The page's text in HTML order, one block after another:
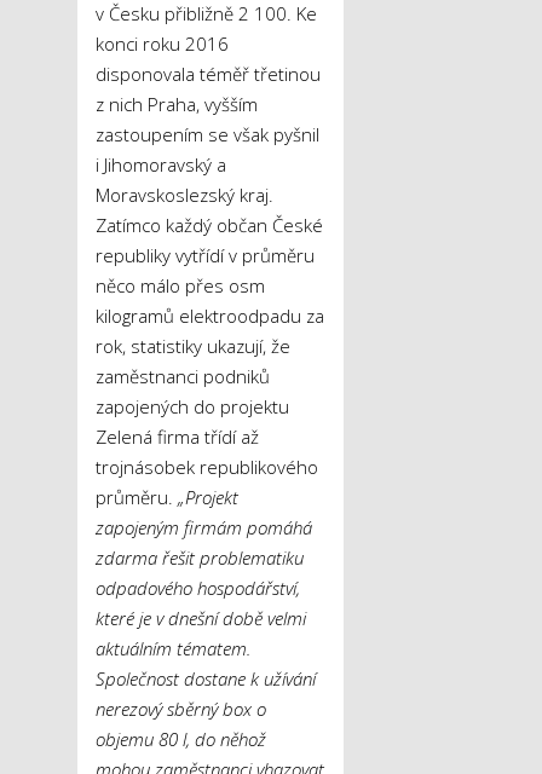
v Česku přibližně 2 100. Ke
konci roku 2016
disponovala téměř třetinou
z nich Praha, vyšším
zastoupením se však pyšnil
i Jihomoravský a
Moravskoslezský kraj.
Zatímco každý občan České
republiky vytřídí v průměru
něco málo přes osm
kilogramů elektroodpadu za
rok, statistiky ukazují, že
zaměstnanci podniků
zapojených do projektu
Zelená firma třídí až
trojnásobek republikového
průměru. „Projekt
zapojeným firmám pomáhá
zdarma řešit problematiku
odpadového hospodářství,
které je v dnešní době velmi
aktuálním tématem.
Společnost dostane k užívání
nerezový sběrný box o
objemu 80 l, do něhož